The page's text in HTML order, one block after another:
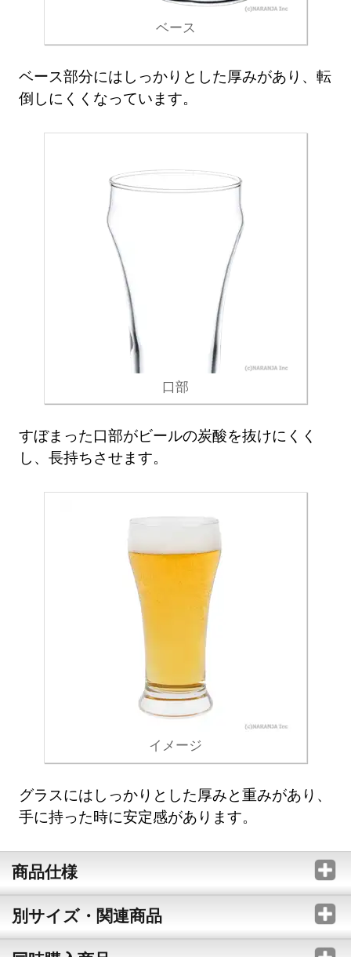
ベース
ベース部分にはしっかりとした厚みがあり、転
倒しにくくなっています。
口部
すぼまった口部がビールの炭酸を抜けにくく
し、長持ちさせます。
イメージ
グラスにはしっかりとした厚みと重みがあり、
手に持った時に安定感があります。
商品仕様
別サイズ・関連商品